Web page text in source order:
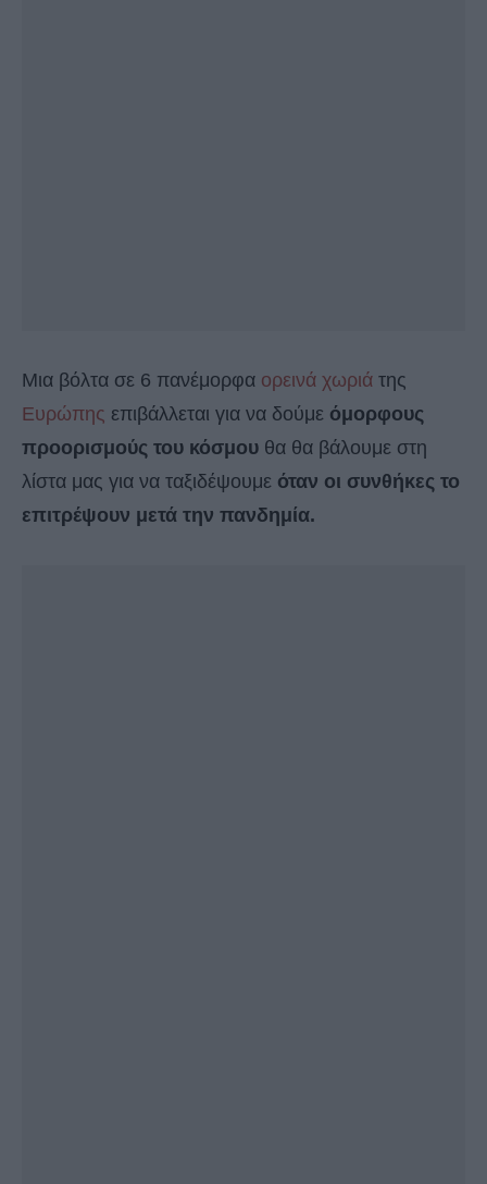
Μια βόλτα σε 6 πανέμορφα ορεινά χωριά της
Ευρώπης επιβάλλεται για να δούμε όμορφους
προορισμούς του κόσμου θα θα βάλουμε στη
λίστα μας για να ταξιδέψουμε όταν οι συνθήκες το
επιτρέψουν μετά την πανδημία.